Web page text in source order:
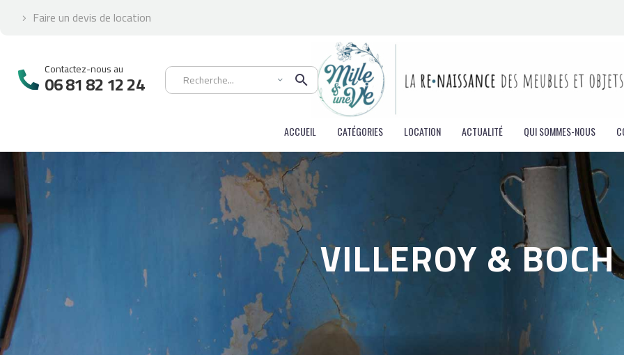
 Faire un devis de location
 Contactez-nous au
06 81 82 12 24
ACCUEIL CATÉGORIES LOCATION ACTUALITÉ QUI SOMMES-NOUS
VILLEROY & BOCH